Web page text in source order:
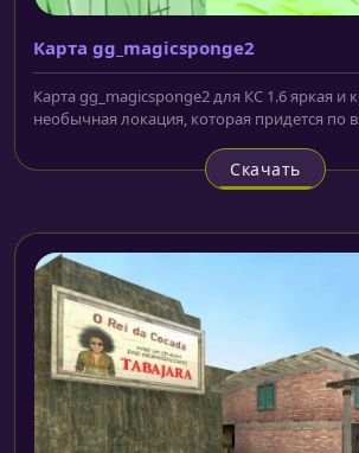
Карта gg_magicsponge2
Карта gg_magicsponge2 для КС 1.6 яркая и
необычная локация, которая придется по
Скачать